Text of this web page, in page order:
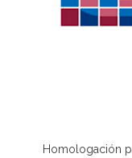
Homologación